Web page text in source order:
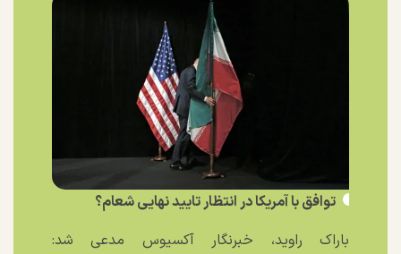
توافق با آمریکا در انتظار تایید نهایی شعام؟
باراک راوید، خبرنگار آکسیوس مدعی شد: